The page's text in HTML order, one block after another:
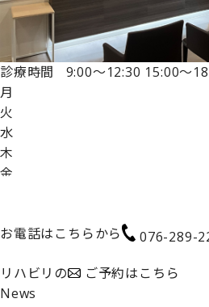
診療時間 9:00～12:30 15:00～
月
火
水
木
金
お電話はこちらから
076-289-
リハビリの
ご予約はこちら
News